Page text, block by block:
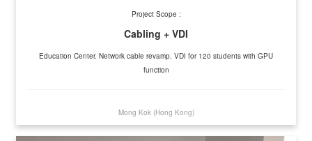
Project Scope :
Cabling + VDI
Education Center. Network cable revamp. VDI for 120 students with GPU
function
Mong Kok (Hong Kong)